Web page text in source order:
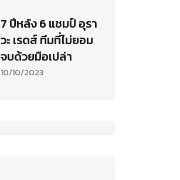
7 ปีหลัง 6 แชมป์ อุรา
วะ เรดส์ ทีมที่ไม่ยอม
จบด้วยมือเปล่า
10/10/2023